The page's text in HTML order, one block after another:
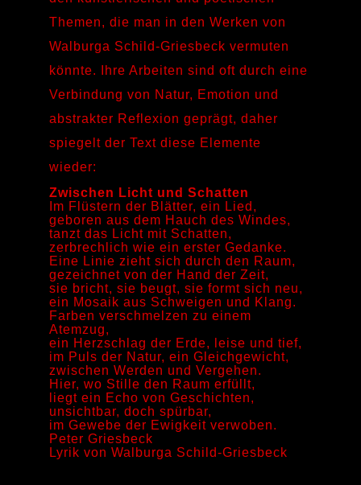
Themen, die man in den Werken von
Walburga Schild-Griesbeck vermuten
könnte. Ihre Arbeiten sind oft durch eine
Verbindung von Natur, Emotion und
abstrakter Reflexion geprägt, daher
spiegelt der Text diese Elemente
wieder:
Zwischen Licht und Schatten
Im Flüstern der Blätter, ein Lied,
geboren aus dem Hauch des Windes,
tanzt das Licht mit Schatten,
zerbrechlich wie ein erster Gedanke.
Eine Linie zieht sich durch den Raum,
gezeichnet von der Hand der Zeit,
sie bricht, sie beugt, sie formt sich neu,
ein Mosaik aus Schweigen und Klang.
Farben verschmelzen zu einem
Atemzug,
ein Herzschlag der Erde, leise und tief,
im Puls der Natur, ein Gleichgewicht,
zwischen Werden und Vergehen.
Hier, wo Stille den Raum erfüllt,
liegt ein Echo von Geschichten,
unsichtbar, doch spürbar,
im Gewebe der Ewigkeit verwoben.
Peter Griesbeck
Lyrik von Walburga Schild-Griesbeck